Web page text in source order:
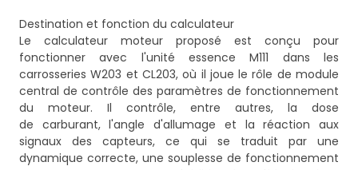
Destination et fonction du calculateur
Le calculateur moteur proposé est conçu pour
fonctionner avec l'unité essence M111 dans les
carrosseries W203 et CL203, où il joue le rôle de module
central de contrôle des paramètres de fonctionnement
du moteur. Il contrôle, entre autres, la dose
de carburant, l'angle d'allumage et la réaction aux
signaux des capteurs, ce qui se traduit par une
dynamique correcte, une souplesse de fonctionnement